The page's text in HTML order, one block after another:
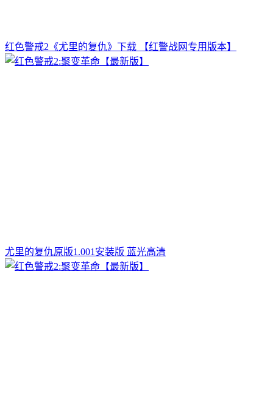
红色警戒2《尤里的复仇》下载 【红警战网专用版本】
尤里的复仇原版1.001安装版 蓝光高清